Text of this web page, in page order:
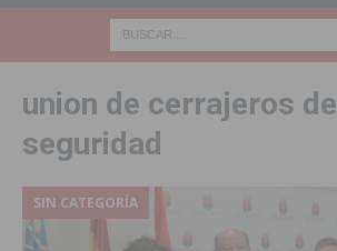
union de cerrajeros de
seguridad
SIN CATEGORÍA